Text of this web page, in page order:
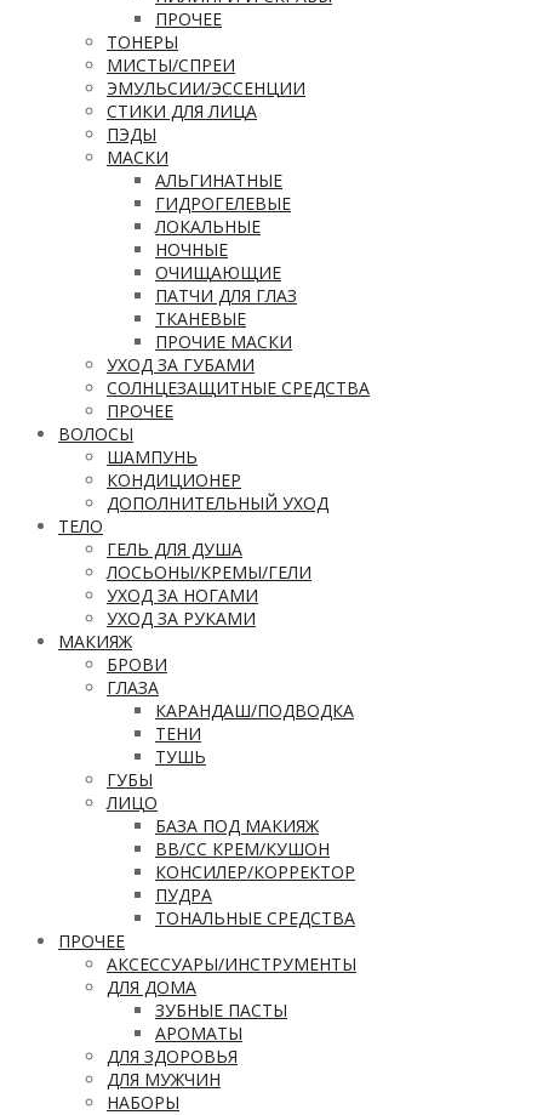
ПРОЧЕЕ
ТОНЕРЫ
МИСТЫ/СПРЕИ
ЭМУЛЬСИИ/ЭССЕНЦИИ
СТИКИ ДЛЯ ЛИЦА
ПЭДЫ
МАСКИ
АЛЬГИНАТНЫЕ
ГИДРОГЕЛЕВЫЕ
ЛОКАЛЬНЫЕ
НОЧНЫЕ
ОЧИЩАЮЩИЕ
ПАТЧИ ДЛЯ ГЛАЗ
ТКАНЕВЫЕ
ПРОЧИЕ МАСКИ
УХОД ЗА ГУБАМИ
СОЛНЦЕЗАЩИТНЫЕ СРЕДСТВА
ПРОЧЕЕ
ВОЛОСЫ
ШАМПУНЬ
КОНДИЦИОНЕР
ДОПОЛНИТЕЛЬНЫЙ УХОД
ТЕЛО
ГЕЛЬ ДЛЯ ДУША
ЛОСЬОНЫ/КРЕМЫ/ГЕЛИ
УХОД ЗА НОГАМИ
УХОД ЗА РУКАМИ
МАКИЯЖ
БРОВИ
ГЛАЗА
КАРАНДАШ/ПОДВОДКА
ТЕНИ
ТУШЬ
ГУБЫ
ЛИЦО
БАЗА ПОД МАКИЯЖ
ВВ/CC КРЕМ/КУШОН
КОНСИЛЕР/КОРРЕКТОР
ПУДРА
ТОНАЛЬНЫЕ СРЕДСТВА
ПРОЧЕЕ
АКСЕССУАРЫ/ИНСТРУМЕНТЫ
ДЛЯ ДОМА
ЗУБНЫЕ ПАСТЫ
АРОМАТЫ
ДЛЯ ЗДОРОВЬЯ
ДЛЯ МУЖЧИН
НАБОРЫ